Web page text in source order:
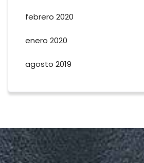
febrero 2020
enero 2020
agosto 2019